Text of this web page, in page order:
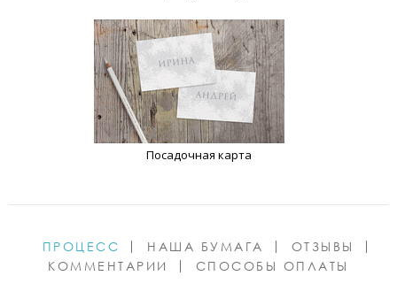
Посадочная карта
ПРОЦЕСС НАША БУМАГА
ОТЗЫВЫ
КОММЕНТАРИИ
СПОСОБЫ ОПЛАТЫ